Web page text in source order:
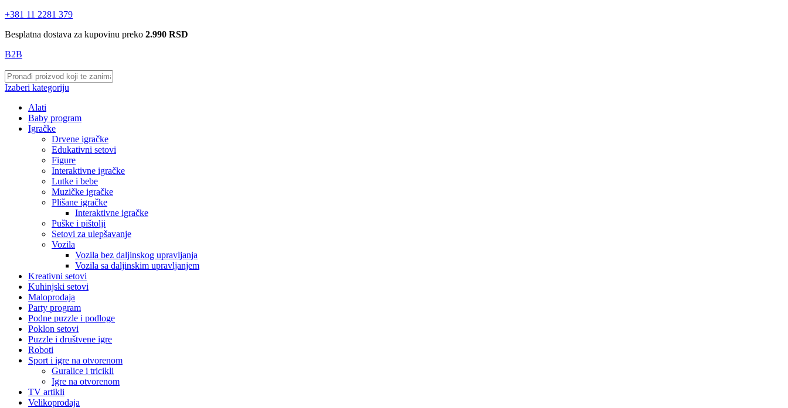
+381 11 2281 379
Besplatna dostava za kupovinu preko 2.990 RSD
B2B
Izaberi kategoriju
Alati
Baby program
Igračke
Drvene igračke
Edukativni setovi
Figure
Interaktivne igračke
Lutke i bebe
Muzičke igračke
Plišane igračke
Interaktivne igračke
Puške i pištolji
Setovi za ulepšavanje
Vozila
Vozila bez daljinskog upravljanja
Vozila sa daljinskim upravljanjem
Kreativni setovi
Kuhinjski setovi
Maloprodaja
Party program
Podne puzzle i podloge
Poklon setovi
Puzzle i društvene igre
Roboti
Sport i igre na otvorenom
Guralice i tricikli
Igre na otvorenom
TV artikli
Velikoprodaja